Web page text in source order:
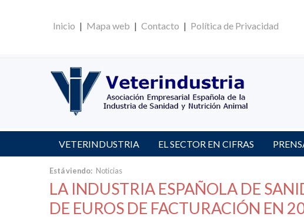
Inicio | Mapa web | Contacto | Política de Privacidad
VETERINDUSTRIA EL SECTOR EN CIFRAS
Está viendo: Noticias
LA INDUSTRIA ESPAÑOLA DE
DE EUROS DE FACTURACIÓN EN